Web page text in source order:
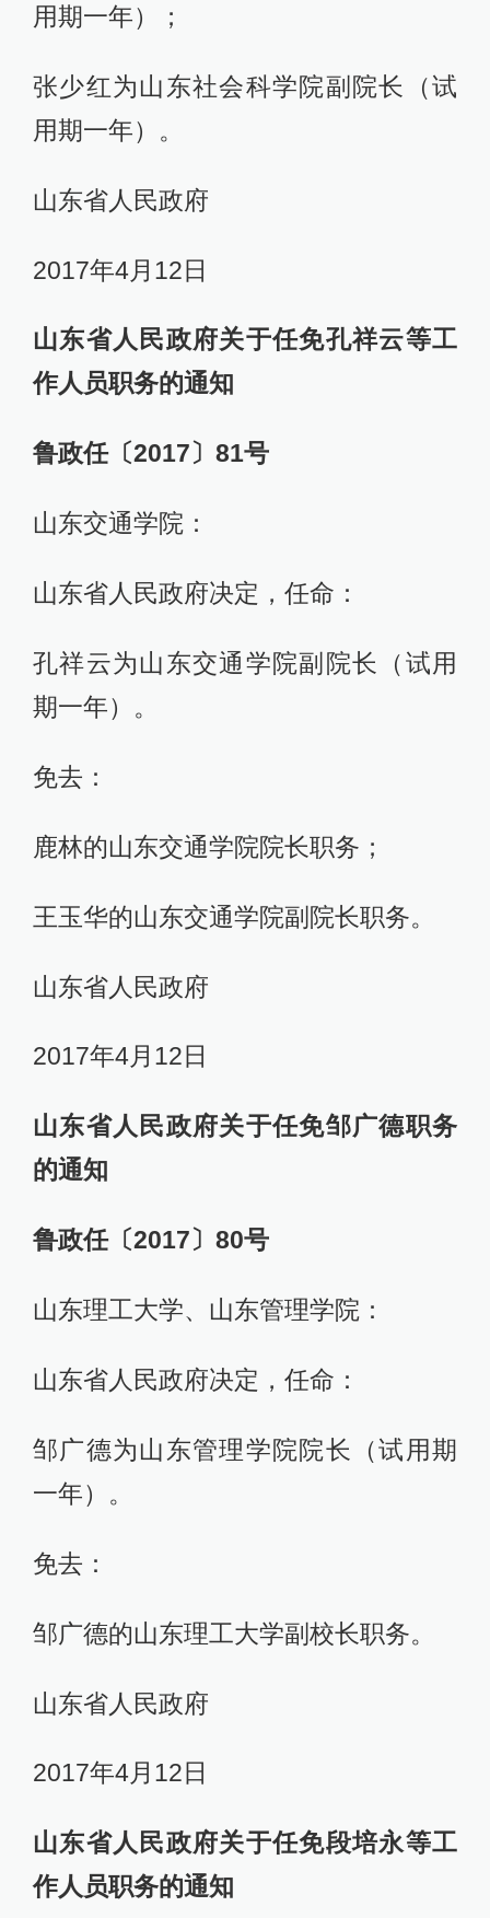
用期一年）；
张少红为山东社会科学院副院长（试
用期一年）。
山东省人民政府
2017年4月12日
山东省人民政府关于任免孔祥云等工
作人员职务的通知
鲁政任〔2017〕81号
山东交通学院：
山东省人民政府决定，任命：
孔祥云为山东交通学院副院长（试用
期一年）。
免去：
鹿林的山东交通学院院长职务；
王玉华的山东交通学院副院长职务。
山东省人民政府
2017年4月12日
山东省人民政府关于任免邹广德职务
的通知
鲁政任〔2017〕80号
山东理工大学、山东管理学院：
山东省人民政府决定，任命：
邹广德为山东管理学院院长（试用期
一年）。
免去：
邹广德的山东理工大学副校长职务。
山东省人民政府
2017年4月12日
山东省人民政府关于任免段培永等工
作人员职务的通知